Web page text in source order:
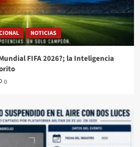
NOTICIAS
FIFA 2026?; la Inteligencia
0